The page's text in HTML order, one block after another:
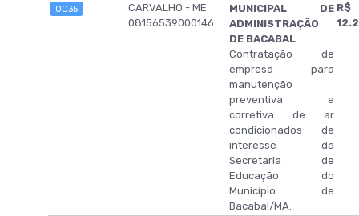
0035
CARVALHO - ME
08156539000146
MUNICIPAL DE
ADMINISTRAÇÃO
DE BACABAL
Contratação de
empresa para
manutenção
preventiva e
corretiva de ar
condicionados de
interesse da
Secretaria de
Educação do
Município de
Bacabal/MA.
R$